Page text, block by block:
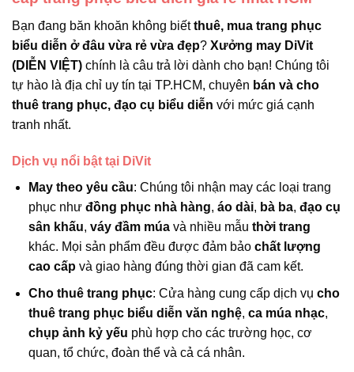
Bạn đang băn khoăn không biếtthuê, mua trang phục
biểu diễn ở đâu vừa rẻ vừa đẹp? Xưởng may DiVit
(DIỄN VIỆT) chính là câu trả lời dành cho bạn! Chúng tôi
tự hào là địa chỉ uy tín tại TP.HCM, chuyên bán và cho
thuê trang phục, đạo cụ biểu diễn với mức giá cạnh
tranh nhất.
Dịch vụ nổi bật tại DiVit
May theo yêu cầu: Chúng tôi nhận may các loại trang
phục như đồng phục nhà hàng, áo dài, bà ba, đạo cụ
sân khấu, váy đầm múavà nhiều mẫu thời trang
khác. Mọi sản phẩm đều được đảm bảo chất lượng
cao cấpvà giao hàng đúng thời gian đã cam kết.
Cho thuê trang phục: Cửa hàng cung cấp dịch vụ cho
thuê trang phục biểu diễn văn nghệ, ca múa nhạc,
chụp ảnh kỷ yếu phù hợp cho các trường học, cơ
quan, tổ chức, đoàn thể và cả cá nhân.